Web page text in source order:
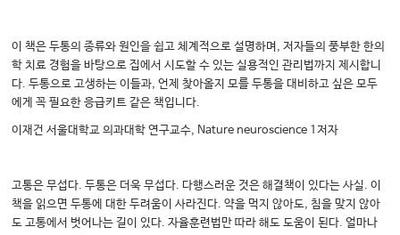
이 책은 두통의 종류와 원인을 쉽고 체계적으로 설명하며, 저자들의 풍부한 한의
학 치료 경험을 바탕으로 집에서 시도할 수 있는 실용적인 관리법까지 제시합니
다. 두통으로 고생하는 이들과, 언제 찾아올지 모를 두통을 대비하고 싶은 모두
에게 꼭 필요한 응급키트 같은 책입니다.
이재건 서울대학교 의과대학 연구교수, Nature neuroscience 1저자
고통은 무섭다. 두통은 더욱 무섭다. 다행스러운 것은 해결책이 있다는 사실. 이
책을 읽으면 두통에 대한 두려움이 사라진다. 약을 먹지 않아도, 침을 맞지 않아
도 고통에서 벗어나는 길이 있다. 자율훈련법만 따라 해도 도움이 된다. 얼마나